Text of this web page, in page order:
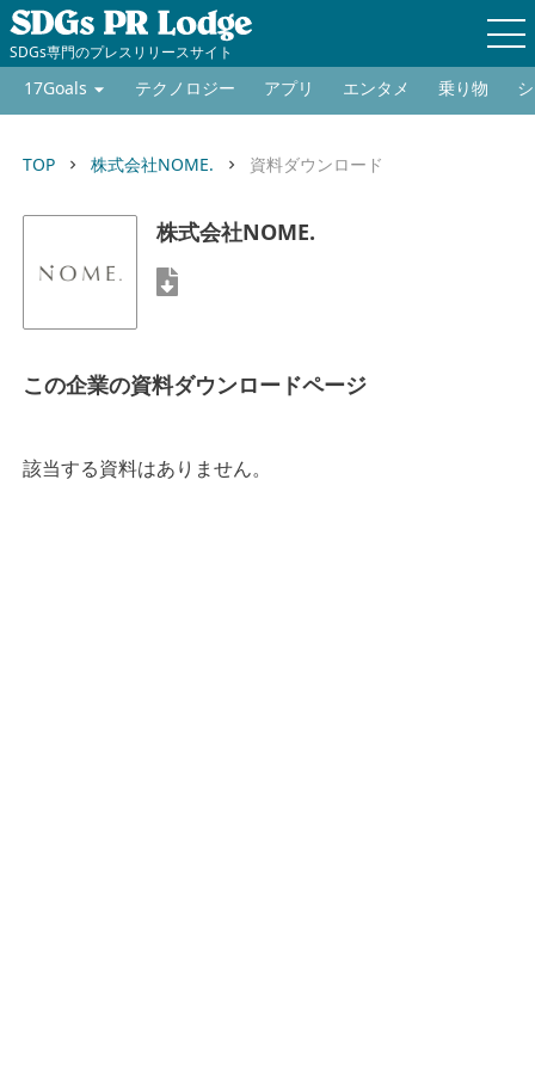
SDGs専門のプレスリリースサイト
17Goals テクノロジー アプリ エンタメ 乗り物
TOP keyboard_arrow_right 株式会社NOME. keyboard_arrow_right 資料ダウンロード
株式会社NOME.
この企業の資料ダウンロードページ
該当する資料はありません。